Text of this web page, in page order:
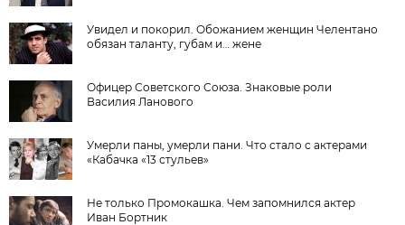
Увидел и покорил. Обожанием женщин Челентано
обязан таланту, губам и… жене
Офицер Советского Союза. Знаковые роли
Василия Ланового
Умерли паны, умерли пани. Что стало с актерами
«Кабачка «13 стульев»
Не только Промокашка. Чем запомнился актер
Иван Бортник